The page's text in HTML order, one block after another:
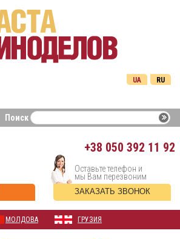
RU
UA
Поиск
+38 050 392 11 92
Оставьте телефон и
мы Вам перезвоним
ЗАКАЗАТЬ ЗВОНОК
МОЛДОВА ГРУЗИЯ